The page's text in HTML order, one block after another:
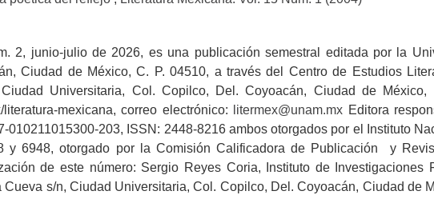
2, junio-julio de 2026, es una publicación semestral editada por la
Ciudad de México, C. P. 04510, a través del Centro de Estudios
Universitaria, Col. Copilco, Del. Coyoacán, Ciudad de
mexicana, correo electrónico:
litermex@unam.mx Editora
010211015300-203, ISSN: 2448-8216 ambos otorgados por el Instituto
y 6948, otorgado por la Comisión Calificadora de Publicación y
de este número: Sergio Reyes Coria, Instituto de
s/n, Ciudad Universitaria, Col. Copilco, Del. Coyoacán, Ciudad de